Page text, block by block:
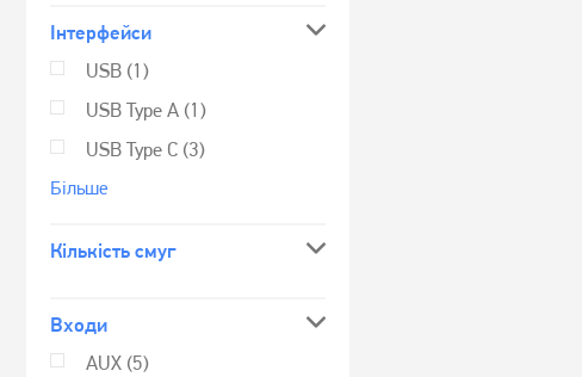
Інтерфейси
USB (1)
USB Type A (1)
USB Type C (3)
Бiльше
Кількість смуг
Входи
AUX (5)